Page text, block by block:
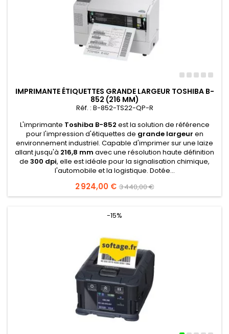
IMPRIMANTE ÉTIQUETTES GRANDE LARGEUR TOSHIBA B-
852 (216 MM)
Réf. : B-852-TS22-QP-R
L'imprimante Toshiba B-852 est la solution de référence
pour l'impression d'étiquettes de grande largeur en
environnement industriel. Capable d'imprimer sur une laize
allant jusqu'à 216,8 mm avec une résolution haute définition
de 300 dpi, elle est idéale pour la signalisation chimique,
l'automobile et la logistique. Dotée...
Prix
2 924,00 € Prix
de
3 440,00 €
-15%